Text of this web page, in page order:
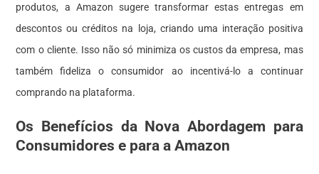
produtos, a Amazon sugere transformar estas entregas em
descontos ou créditos na loja, criando uma interação positiva
com o cliente. Isso não só minimiza os custos da empresa, mas
também fideliza o consumidor ao incentivá-lo a continuar
comprando na plataforma.
Os Benefícios da Nova Abordagem para
Consumidores e para a Amazon